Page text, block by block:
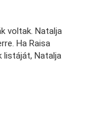
voltak. Natalja
Ha Raisa
listáját, Natalja